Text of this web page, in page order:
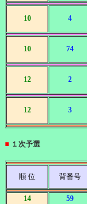
10 4
10 74
12 2
12 3
■ １次予選
順 位 背番号
14
59